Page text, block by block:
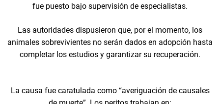
fue puesto bajo supervisión de especialistas.
Las autoridades dispusieron que, por el momento, los
animales sobrevivientes no serán dados en adopción hasta
completar los estudios y garantizar su recuperación.
La causa fue caratulada como “averiguación de causales